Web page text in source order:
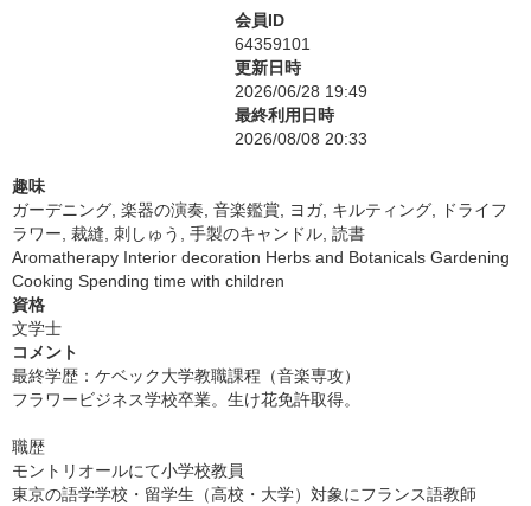
会員ID
64359101
更新日時
2026/06/28 19:49
最終利用日時
2026/08/08 20:33
趣味
ガーデニング, 楽器の演奏, 音楽鑑賞, ヨガ, キルティング, ドライフ
ラワー, 裁縫, 刺しゅう, 手製のキャンドル, 読書
Aromatherapy Interior decoration Herbs and Botanicals Gardening
Cooking Spending time with children
資格
文学士
コメント
最終学歴：ケベック大学教職課程（音楽専攻）
フラワービジネス学校卒業。生け花免許取得。
職歴
モントリオールにて小学校教員
東京の語学学校・留学生（高校・大学）対象にフランス語教師